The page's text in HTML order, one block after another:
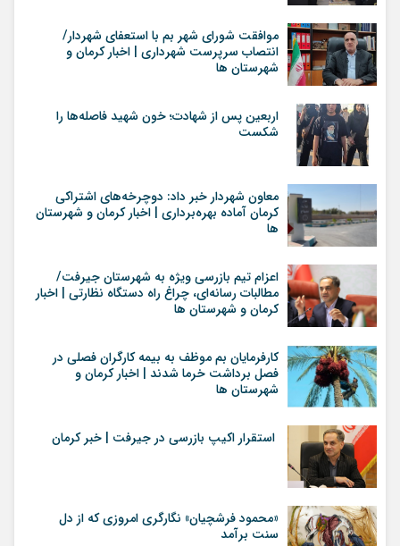
موافقت شورای شهر بم با استعفای شهردار/
انتصاب سرپرست شهرداری | اخبار کرمان و
شهرستان ها
اربعین پس از شهادت؛ خون شهید فاصله‌ها را
شکست
معاون شهردار خبر داد: دوچرخه‌های اشتراکی
کرمان آماده بهره‌برداری | اخبار کرمان و شهرستان
ها
اعزام تیم بازرسی ویژه به شهرستان جیرفت/
مطالبات رسانه‌ای، چراغ راه دستگاه نظارتی | اخبار
کرمان و شهرستان ها
کارفرمایان بم موظف به بیمه کارگران فصلی در
فصل برداشت خرما شدند | اخبار کرمان و
شهرستان ها
استقرار اکیپ بازرسی در جیرفت | خبر کرمان
«محمود فرشچیان» نگارگری امروزی که از دل
سنت برآمد